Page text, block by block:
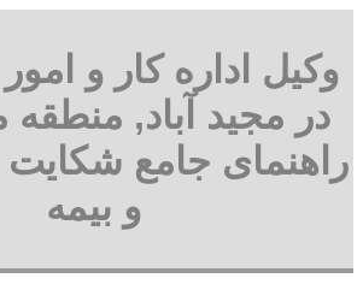
وکیل اداره کار و امور
در مجید آباد, منطقه
راهنمای جامع شکایت
و بیمه